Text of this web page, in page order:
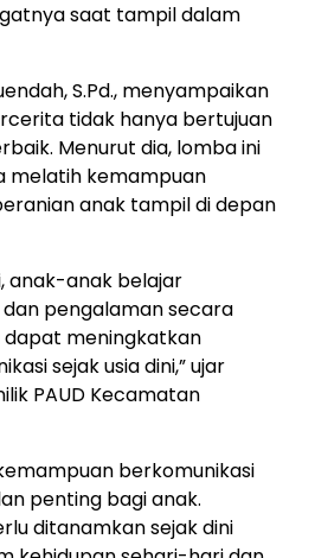
saat tampil dalam
S.Pd., menyampaikan
tidak hanya bertujuan
Menurut dia, lomba ini
melatih kemampuan
anak tampil di depan
anak-anak belajar
pengalaman secara
dapat meningkatkan
sejak usia dini,” ujar
PAUD Kecamatan
berkomunikasi
penting bagi anak.
ditanamkan sejak dini